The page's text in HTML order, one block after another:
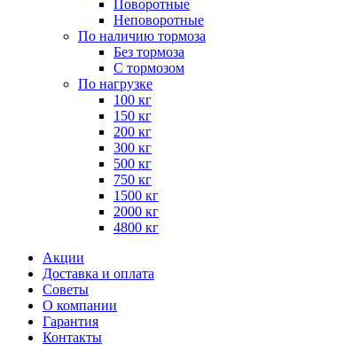
Поворотные
Неповоротные
По наличию тормоза
Без тормоза
С тормозом
По нагрузке
100 кг
150 кг
200 кг
300 кг
500 кг
750 кг
1500 кг
2000 кг
4800 кг
Акции
Доставка и оплата
Советы
О компании
Гарантия
Контакты